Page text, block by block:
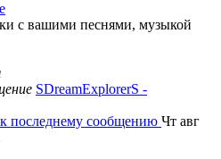
с вашими песнями, музыкой
SDreamExplorerS -
последнему сообщению Чт авг